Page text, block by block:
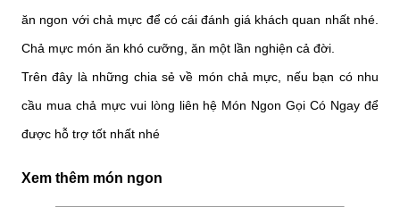
ăn ngon với chả mực để có cái đánh giá khách quan nhất nhé.
Chả mực món ăn khó cưỡng, ăn một lần nghiện cả đời.
Trên đây là những chia sẻ về món chả mực, nếu bạn có nhu
cầu mua chả mực vui lòng liên hệ Món Ngon Gọi Có Ngay để
được hỗ trợ tốt nhất nhé
Xem thêm món ngon